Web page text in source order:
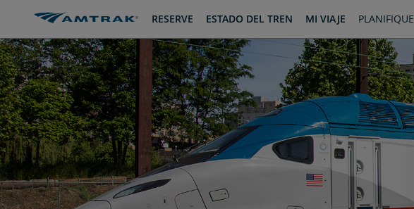
saltar
saltar RESERVE ESTADO DEL TREN MI VIAJE PLANIFIQUE